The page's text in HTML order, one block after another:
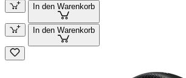
In den Warenkorb
In den Warenkorb